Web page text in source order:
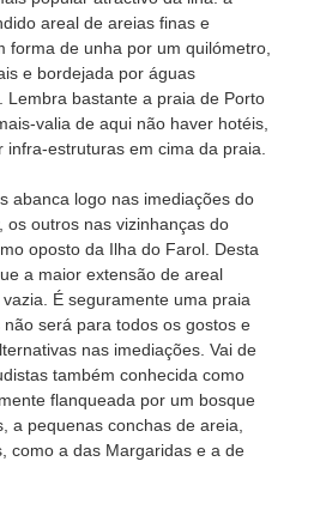
areal de areias finas e
forma de unha por um quilómetro,
e bordejada por águas
Lembra bastante a praia de Porto
valia de aqui não haver hotéis,
infra-estruturas em cima da praia.
abanca logo nas imediações do
os outros nas vizinhanças do
oposto da Ilha do Farol. Desta
a maior extensão de areal
É seguramente uma praia
será para todos os gostos e
nas imediações. Vai de
também conhecida como
flanqueada por um bosque
a pequenas conchas de areia,
como a das Margaridas e a de